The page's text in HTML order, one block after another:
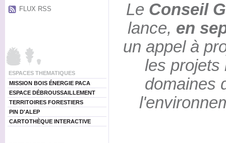
FLUX RSS
ESPACES THEMATIQUES
MISSION BOIS ÉNERGIE PACA
ESPACE DÉBROUSSAILLEMENT
TERRITOIRES FORESTIERS
PIN D'ALEP
CARTOTHÈQUE INTERACTIVE
Le Conseil
lance, en
un appel à
les projets
domaines